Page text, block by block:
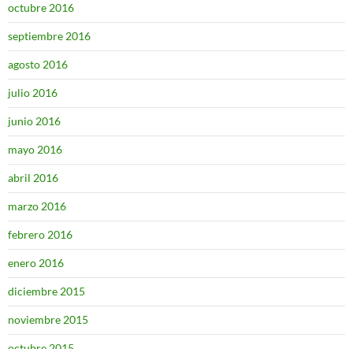
octubre 2016
septiembre 2016
agosto 2016
julio 2016
junio 2016
mayo 2016
abril 2016
marzo 2016
febrero 2016
enero 2016
diciembre 2015
noviembre 2015